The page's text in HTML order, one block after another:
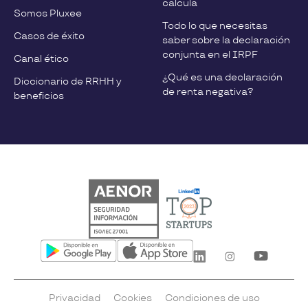
Somos Pluxee
Casos de éxito
Canal ético
Diccionario de RRHH y
beneficios
calcula
Todo lo que necesitas
saber sobre la declaración
conjunta en el IRPF
¿Qué es una declaración
de renta negativa?
Privacidad Cookies Condiciones de uso